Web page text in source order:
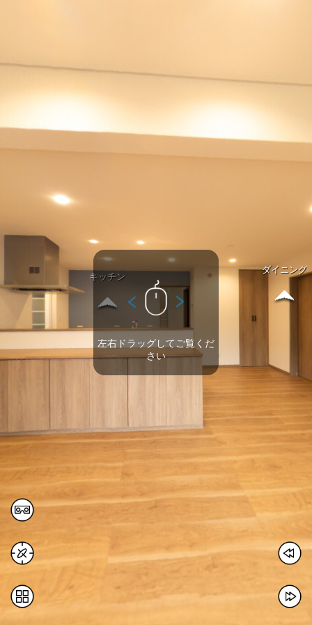
キッチン
ダイニング
左右ドラッグしてご覧くだ
さい